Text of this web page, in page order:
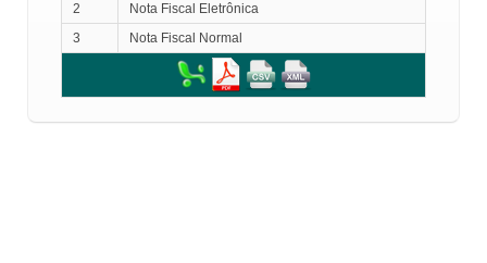
2
Nota Fiscal Eletrônica
3
Nota Fiscal Normal